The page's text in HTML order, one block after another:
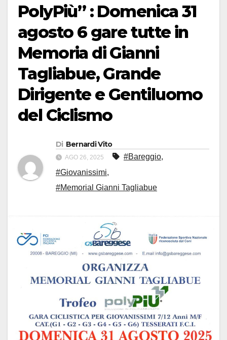
PolyPiù” : Domenica 31
agosto 6 gare tutte in
Memoria di Gianni
Tagliabue, Grande
Dirigente e Gentiluomo
del Ciclismo
Di Bernardi Vito
AGO 26, 2025 #Bareggio,
#Giovanissimi,
#Memorial Gianni Tagliabue